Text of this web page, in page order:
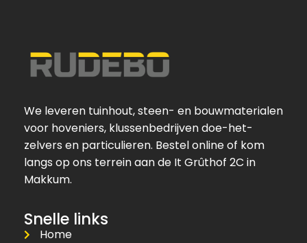
We leveren tuinhout, steen- en bouwmaterialen
voor hoveniers, klussenbedrijven doe-het-
zelvers en particulieren. Bestel online of kom
langs op ons terrein aan de It Grûthof 2C in
Makkum.
Snelle links
Home